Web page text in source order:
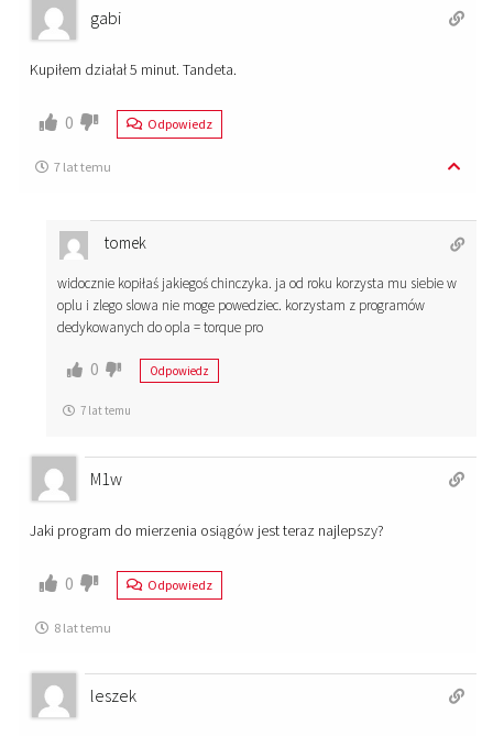
gabi
Kupiłem działał 5 minut. Tandeta.
0 Odpowiedz
7 lat temu
tomek
widocznie kopiłaś jakiegoś chinczyka. ja od roku korzysta mu siebie w
oplu i zlego slowa nie moge powedziec. korzystam z programów
dedykowanych do opla = torque pro
0 Odpowiedz
7 lat temu
M1w
Jaki program do mierzenia osiągów jest teraz najlepszy?
0 Odpowiedz
8 lat temu
leszek